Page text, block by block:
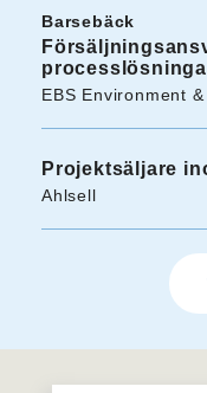
Barsebäck
EBS Environment
Projektsäljare
Ahlsell